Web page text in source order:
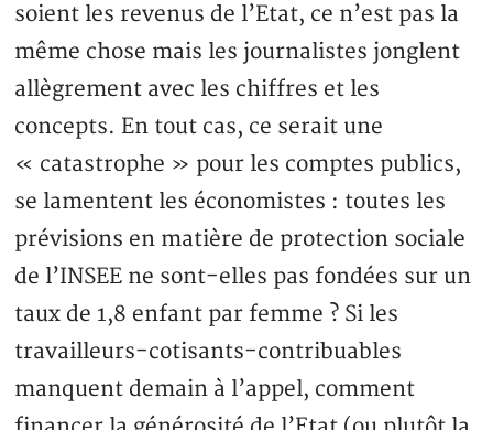
soient les revenus de l’Etat, ce n’est pas la
même chose mais les journalistes jonglent
allègrement avec les chiffres et les
concepts. En tout cas, ce serait une
« catastrophe » pour les comptes publics,
se lamentent les économistes : toutes les
prévisions en matière de protection sociale
de l’INSEE ne sont-elles pas fondées sur un
taux de 1,8 enfant par femme ? Si les
travailleurs-cotisants-contribuables
manquent demain à l’appel, comment